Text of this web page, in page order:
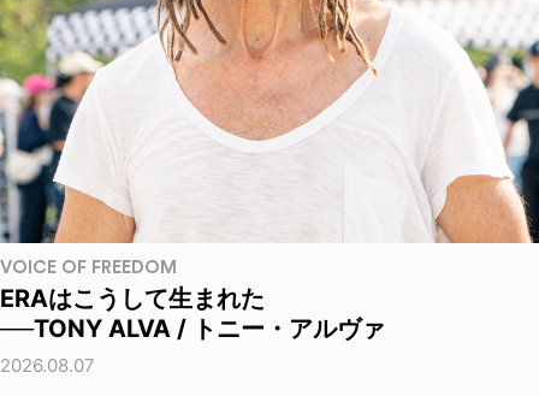
VOICE OF FREEDOM
ERAはこうして生まれた
──TONY ALVA / トニー・アルヴァ
2026.08.07